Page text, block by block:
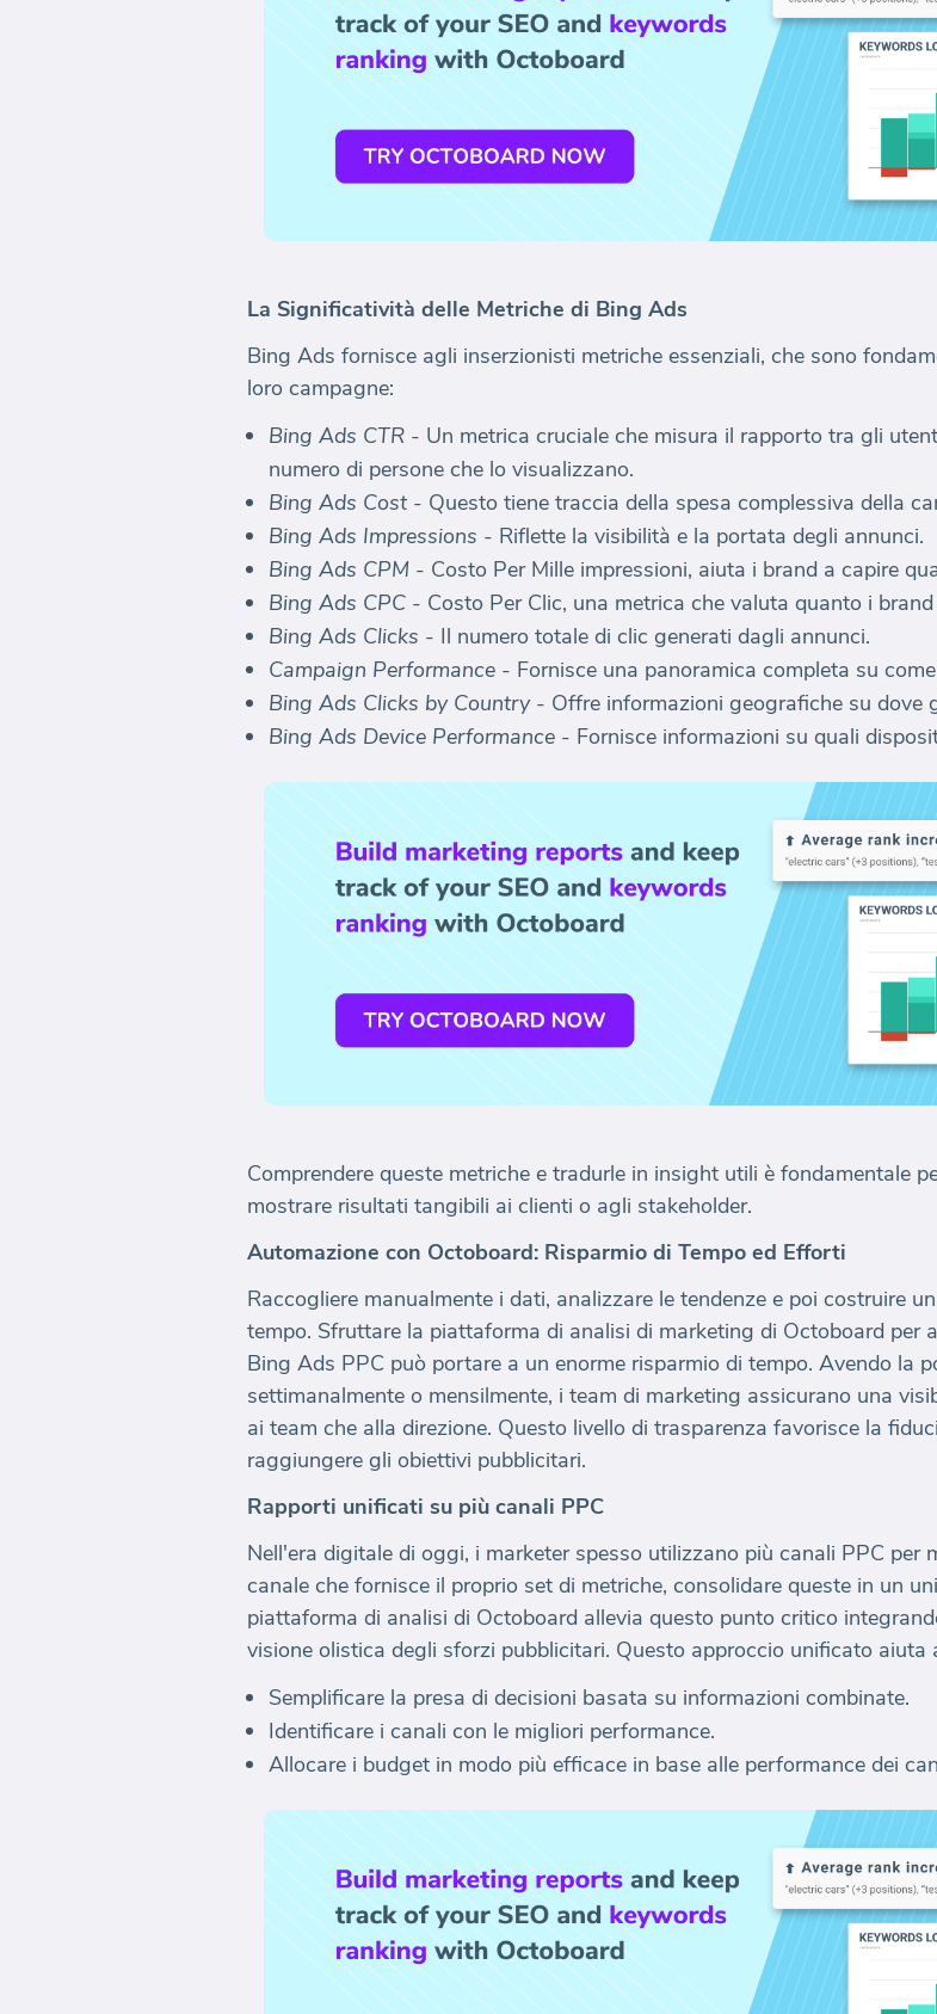
La Significatività delle Metriche di Bing Ads
Bing Ads fornisce agli inserzionisti metriche essenziali, che sono
loro campagne:
Bing Ads CTR - Un metrica cruciale che misura il rapporto tra gli
numero di persone che lo visualizzano.
Bing Ads Cost - Questo tiene traccia della spesa complessiva della
Bing Ads Impressions - Riflette la visibilità e la portata degli annunci.
Bing Ads CPM - Costo Per Mille impressioni, aiuta i brand a capire
Bing Ads CPC - Costo Per Clic, una metrica che valuta quanto i
Bing Ads Clicks - Il numero totale di clic generati dagli annunci.
Campaign Performance - Fornisce una panoramica completa su
Bing Ads Clicks by Country- Offre informazioni geografiche su dove
Bing Ads Device Performance - Fornisce informazioni su quali
Comprendere queste metriche e tradurle in insight utili è fondamentale
mostrare risultati tangibili ai clienti o agli stakeholder.
Automazione con Octoboard: Risparmio di Tempo ed Efforti
Raccogliere manualmente i dati, analizzare le tendenze e poi costruire
tempo. Sfruttare la piattaforma di analisi di marketing di Octoboard per
Bing Ads PPC può portare a un enorme risparmio di tempo. Avendo la
settimanalmente o mensilmente, i team di marketing assicurano una
ai team che alla direzione. Questo livello di trasparenza favorisce la
raggiungere gli obiettivi pubblicitari.
Rapporti unificati su più canali PPC
Nell'era digitale di oggi, i marketer spesso utilizzano più canali PPC per
canale che fornisce il proprio set di metriche, consolidare queste in un
piattaforma di analisi di Octoboard allevia questo punto critico
visione olistica degli sforzi pubblicitari. Questo approccio unificato aiuta
Semplificare la presa di decisioni basata su informazioni combinate.
Identificare i canali con le migliori performance.
Allocare i budget in modo più efficace in base alle performance dei